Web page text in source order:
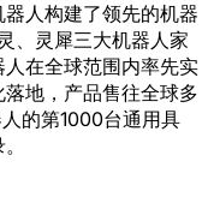
人构建了领先的机器
、灵犀三大机器人家
在全球范围内率先实
地，产品售往全球多
的第1000台通用具